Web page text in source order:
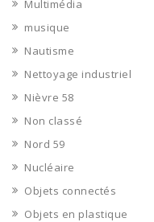
Multimédia
musique
Nautisme
Nettoyage industriel
Nièvre 58
Non classé
Nord 59
Nucléaire
Objets connectés
Objets en plastique